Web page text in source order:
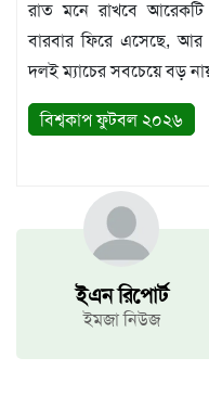
ইএন রিপোর্ট
ইমজা নিউজ
রাত মনে রাখবে আরেকটি
বারবার ফিরে এসেছে,
দলই ম্যাচের সবচেয়ে বড়
বিশ্বকাপ ফুটবল ২০২৬